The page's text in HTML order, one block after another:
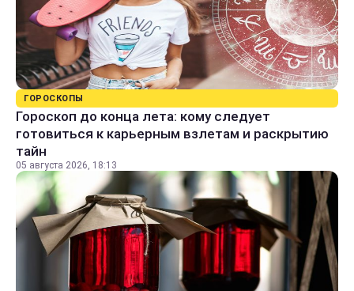
ГОРОСКОПЫ
Гороскоп до конца лета: кому следует
готовиться к карьерным взлетам и раскрытию
тайн
05 августа 2026, 18:13